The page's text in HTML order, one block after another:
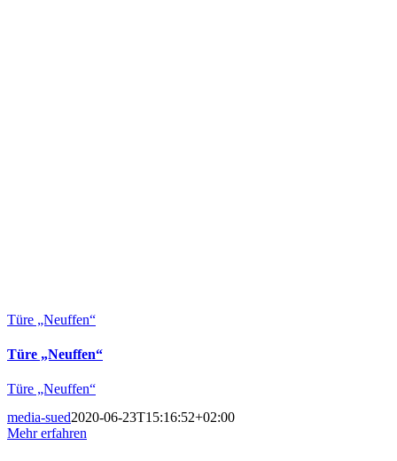
Türe „Neuffen“
Türe „Neuffen“
Türe „Neuffen“
media-sued2020-06-23T15:16:52+02:00
Mehr erfahren